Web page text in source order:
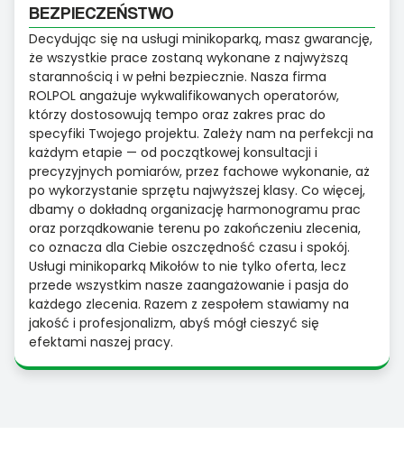
BEZPIECZEŃSTWO
Decydując się na usługi minikoparką, masz gwarancję,
że wszystkie prace zostaną wykonane z najwyższą
starannością i w pełni bezpiecznie. Nasza firma
ROLPOL angażuje wykwalifikowanych operatorów,
którzy dostosowują tempo oraz zakres prac do
specyfiki Twojego projektu. Zależy nam na perfekcji na
każdym etapie — od początkowej konsultacji i
precyzyjnych pomiarów, przez fachowe wykonanie, aż
po wykorzystanie sprzętu najwyższej klasy. Co więcej,
dbamy o dokładną organizację harmonogramu prac
oraz porządkowanie terenu po zakończeniu zlecenia,
co oznacza dla Ciebie oszczędność czasu i spokój.
Usługi minikoparką Mikołów to nie tylko oferta, lecz
przede wszystkim nasze zaangażowanie i pasja do
każdego zlecenia. Razem z zespołem stawiamy na
jakość i profesjonalizm, abyś mógł cieszyć się
efektami naszej pracy.